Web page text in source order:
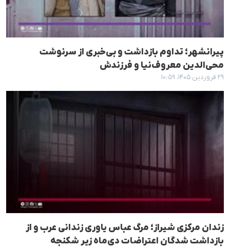
پیرانشهر؛ تداوم بازداشت و بی‌خبری از سرنوشت
محی‌الدین معروف‌نیا و فرزندش
۲۹ فروردین ۱۴۰۵، ۱۰:۵۹
زندان مرکزی شیراز؛ مرگ عباس یاوری زندانی عرب و از
بازداشت شدگان اعتراضات دی‌ماه زیر شکنجه